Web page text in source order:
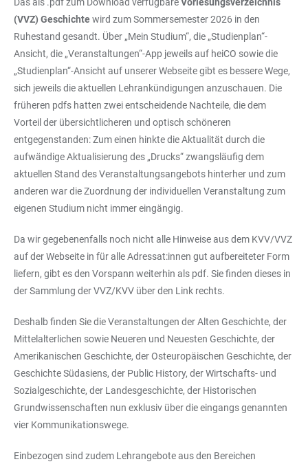
(VVZ) Geschichtewird zum Sommersemester 2026 in den
Ruhestand gesandt. Über „Mein Studium“, die „Studienplan“-
Ansicht, die „Veranstaltungen“-App jeweils auf heiCO sowie die
„Studienplan“-Ansicht auf unserer Webseite gibt es bessere Wege,
sich jeweils die aktuellen Lehrankündigungen anzuschauen. Die
früheren pdfs hatten zwei entscheidende Nachteile, die dem
Vorteil der übersichtlicheren und optisch schöneren
entgegenstanden: Zum einen hinkte die Aktualität durch die
aufwändige Aktualisierung des „Drucks“ zwangsläufig dem
aktuellen Stand des Veranstaltungsangebots hinterher und zum
anderen war die Zuordnung der individuellen Veranstaltung zum
eigenen Studium nicht immer eingängig.
Da wir gegebenenfalls noch nicht alle Hinweise aus dem KVV/VVZ
auf der Webseite in für alle Adressat:innen gut aufbereiteter Form
liefern, gibt es den Vorspann weiterhin als pdf. Sie finden dieses in
der Sammlung der VVZ/KVV über den Link rechts.
Deshalb finden Sie die Veranstaltungen der Alten Geschichte, der
Mittelalterlichen sowie Neueren und Neuesten Geschichte, der
Amerikanischen Geschichte, der Osteuropäischen Geschichte, der
Geschichte Südasiens, der Public History, der Wirtschafts- und
Sozialgeschichte, der Landesgeschichte, der Historischen
Grundwissenschaften nun exklusiv über die eingangs genannten
vier Kommunikationswege.
Einbezogen sind zudem Lehrangebote aus den Bereichen